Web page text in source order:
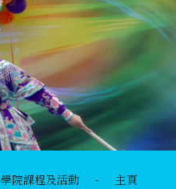
學院課程及活動 - 主頁